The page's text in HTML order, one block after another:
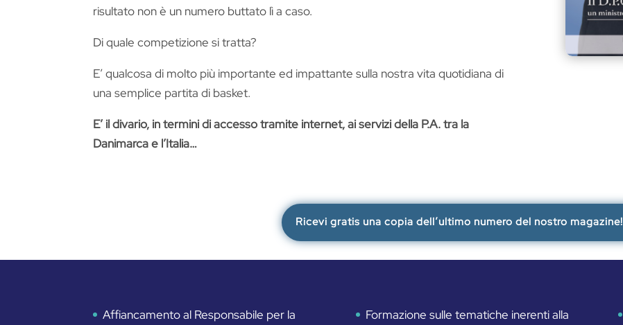
risultato non è un numero buttato lì a caso.
Di quale competizione si tratta?
E’ qualcosa di molto più importante ed impattante sulla nostra vita quotidiana di
una semplice partita di basket.
E’ il divario, in termini di accesso tramite internet, ai servizi della P.A. tra la
Danimarca e l’Italia…
Ricevi gratis una copia dell’ultimo numero del nostro magazine!
Affiancamento al Responsabile per la
Formazione sulle tematiche inerenti alla